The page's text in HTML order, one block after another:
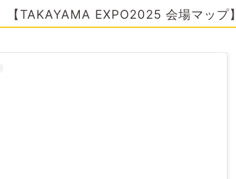
【TAKAYAMA EXPO2025 会場マップ】